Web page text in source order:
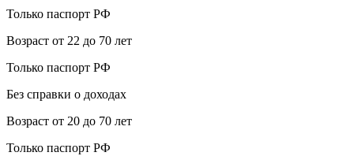
Только паспорт РФ
Возраст от 22 до 70 лет
Только паспорт РФ
Без справки о доходах
Возраст от 20 до 70 лет
Только паспорт РФ